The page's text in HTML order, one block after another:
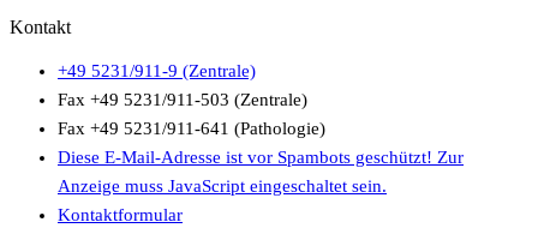
Kontakt
+49 5231/911-9 (Zentrale)
Fax +49 5231/911-503 (Zentrale)
Fax +49 5231/911-641 (Pathologie)
Diese E-Mail-Adresse ist vor Spambots geschützt! Zur
Anzeige muss JavaScript eingeschaltet sein.
Kontaktformular